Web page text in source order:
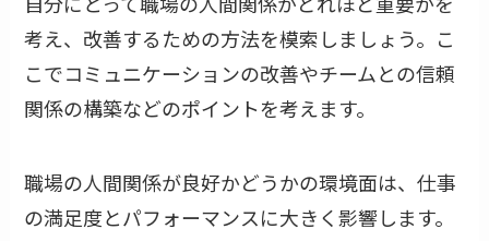
考え、改善するための方法を模索しましょう。こ
こでコミュニケーションの改善やチームとの信頼
関係の構築などのポイントを考えます。
職場の人間関係が良好かどうかの環境面は、仕事
の満足度とパフォーマンスに大きく影響します。